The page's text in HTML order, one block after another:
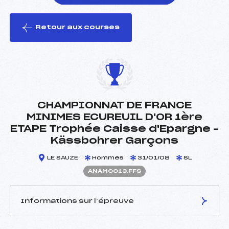
le ski
Retour aux courses
CHAMPIONNAT DE FRANCE
MINIMES ECUREUIL D'OR 1ère
ETAPE Trophée Caisse d'Epargne –
Kässbohrer Garçons
LE SAUZE Hommes 31/01/08 SL
ANAM0013.FFS
Informations sur l’épreuve